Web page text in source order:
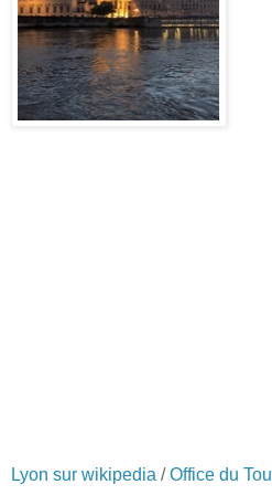
Lyon sur wikipedia / Office du